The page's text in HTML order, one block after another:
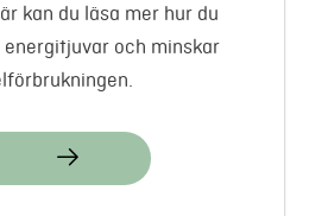
kan du läsa mer hur du
och minskar